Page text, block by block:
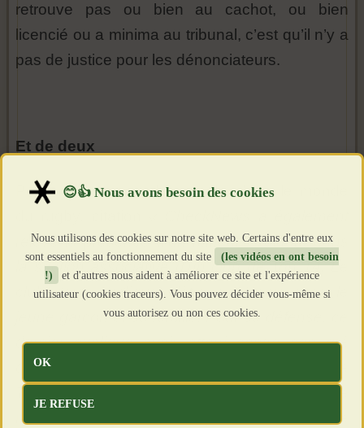
retrouve pas ou bien au cachot, ou bien
licencié ou a minima au tribunal, c’est qu’il n’y a
pas de justice pour les dénonciateurs.
Et de deux
Prenons un second exemple, dans le monde
relevé la présence d’un mineur évoluant dans
la section associative d’un club de Top 14. Le
club nous explique s’être entretenu avec le
jeune garçon et sa famille. Pour sa défense, ce
dernier explique avoir atterri contre son gré
dans le canal Telegram, en recherchant via
TikTok des renseignements sur l’armée et le
moyen de rejoindre l’équipe de rugby de la
Nous utilisons des cookies sur notre site web. Certains d'entre eux
sont essentiels au fonctionnement du site
(les vidéos en ont besoin
!)
et d'autres nous aident à améliorer ce site et l'expérience
utilisateur (cookies traceurs). Vous pouvez décider vous-même si
vous autorisez ou non ces cookies.
OK
JE REFUSE